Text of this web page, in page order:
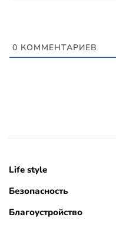
0 КОММЕНТАРИЕВ
Life style
Безопасность
Благоустройство